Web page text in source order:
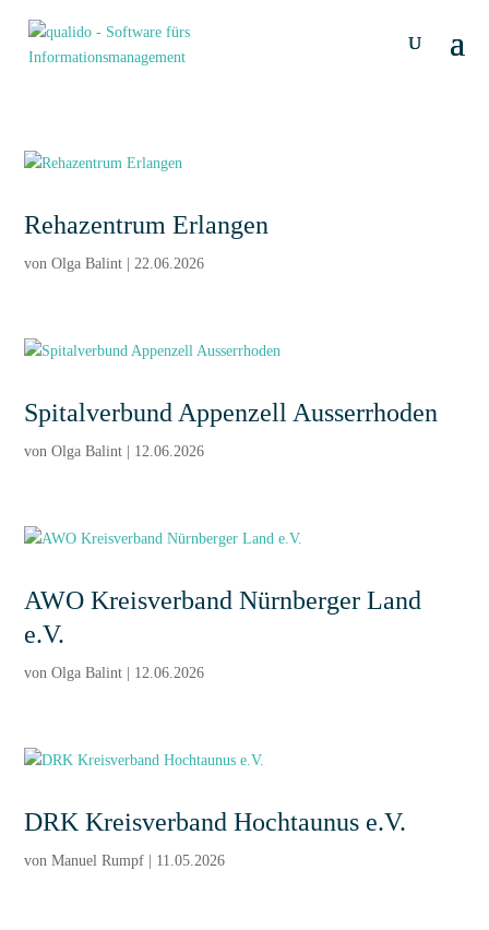
Rehazentrum Erlangen
vonOlga Balint |22.06.2026
Spitalverbund Appenzell Ausserrhoden
vonOlga Balint 12.06.2026
AWO Kreisverband Nürnberger Land
e.V.
vonOlga Balint 12.06.2026
DRK Kreisverband Hochtaunus e.V.
vonManuel Rumpf 11.05.2026